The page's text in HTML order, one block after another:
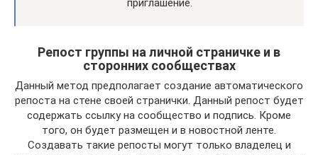
приглашение.
Репост группы на личной страничке и в
сторонних сообществах
Данный метод предполагает создание автоматического
репоста на стене своей странички. Данный репост будет
содержать ссылку на сообщество и подпись. Кроме
того, он будет размещен и в новостной ленте.
Создавать такие репосты могут только владелец и